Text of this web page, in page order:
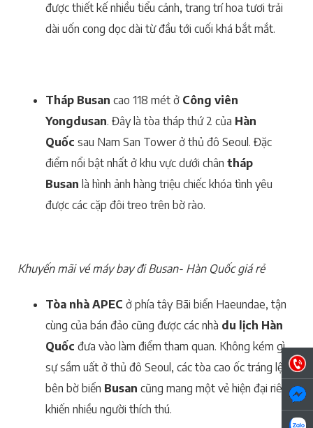
được thiết kế nhiều tiểu cảnh, trang trí hoa tươi trải
dài uốn cong dọc dài từ đầu tới cuối khá bắt mắt.
Tháp Busan cao 118 mét ở Công viên
Yongdusan. Đây là tòa tháp thứ 2 của Hàn
Quốc sau Nam San Tower ở thủ đô Seoul. Đặc
điểm nổi bật nhất ở khu vực dưới chân tháp
Busan là hình ảnh hàng triệu chiếc khóa tình yêu
được các cặp đôi treo trên bờ rào.
Khuyến mãi vé máy bay đi Busan- Hàn Quốc giá rẻ
Tòa nhà APEC ở phía tây Bãi biển Haeundae, tận
cùng của bán đảo cũng được các nhà du lịch Hàn
Quốc đưa vào làm điểm tham quan. Không kém gì
sự sầm uất ở thủ đô Seoul, các tòa cao ốc tráng lệ
bên bờ biển Busan cũng mang một vẻ hiện đại riêng
khiến nhiều người thích thú.